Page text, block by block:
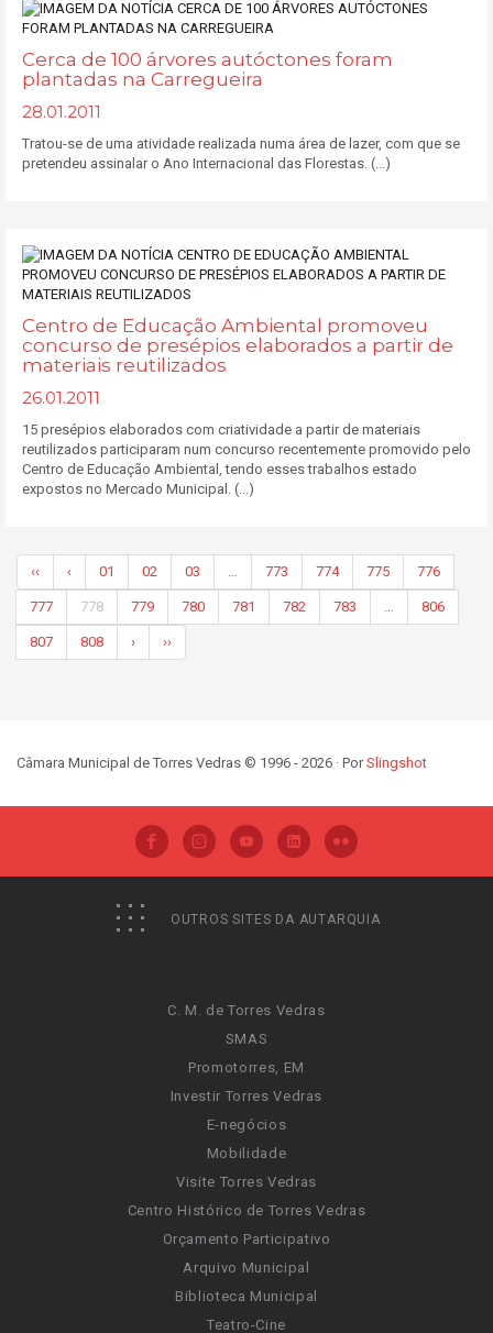
Cerca de 100 árvores autóctones foram
plantadas na Carregueira
28.01.2011
Tratou-se de uma atividade realizada numa área de lazer, com que se
pretendeu assinalar o Ano Internacional das Florestas. (...)
Centro de Educação Ambiental promoveu
concurso de presépios elaborados a partir de
materiais reutilizados
26.01.2011
15 presépios elaborados com criatividade a partir de materiais
reutilizados participaram num concurso recentemente promovido pelo
Centro de Educação Ambiental, tendo esses trabalhos estado
expostos no Mercado Municipal. (...)
‹‹ ‹ 01 02 03 773 774 775 776
777 778 779 780 781 782 783 806
807 808 › ››
Câmara Municipal de Torres Vedras © 1996 - 2026 · PorSlingshot
OUTROS SITES DA AUTARQUIA
C. M. de Torres Vedras
SMAS
Promotorres, EM
Investir Torres Vedras
E-negócios
Mobilidade
Visite Torres Vedras
Centro Histórico de Torres Vedras
Orçamento Participativo
Arquivo Municipal
Biblioteca Municipal
Teatro-Cine